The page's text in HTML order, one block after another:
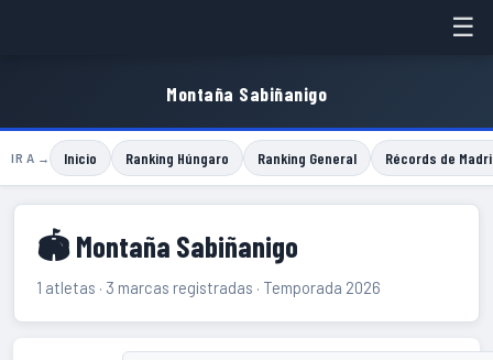
☰
Montaña Sabiñanigo
IR A → Inicio Ranking Húngaro Ranking General Récords de
🏟 Montaña Sabiñanigo
1 atletas · 3 marcas registradas · Temporada 2026